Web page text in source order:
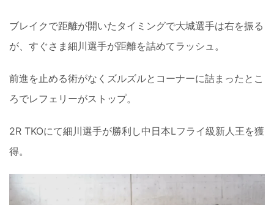
ブレイクで距離が開いたタイミングで大城選手は右を振る
が、すぐさま細川選手が距離を詰めてラッシュ。
前進を止める術がなくズルズルとコーナーに詰まったとこ
ろでレフェリーがストップ。
2R TKOにて細川選手が勝利し中日本Lフライ級新人王を獲
得。